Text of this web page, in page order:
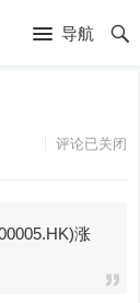
导航
评论已关闭
涨